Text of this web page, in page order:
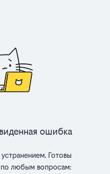
ошибка
Готовы
по любым вопросам: